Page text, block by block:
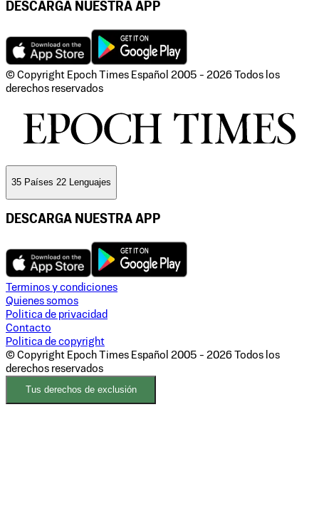
DESCARGA NUESTRA APP
© Copyright Epoch Times Español 2005 - 2026 Todos los
derechos reservados
35 Países 22 Lenguajes
DESCARGA NUESTRA APP
Terminos y condiciones
Quienes somos
Politica de privacidad
Contacto
Politica de copyright
© Copyright Epoch Times Español 2005 - 2026 Todos los
derechos reservados
Tus derechos de exclusión